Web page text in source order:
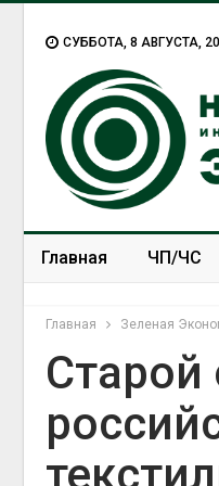
СУББОТА, 8 АВГУСТА,
Главная ЧП/ЧС
Главная Зеленая